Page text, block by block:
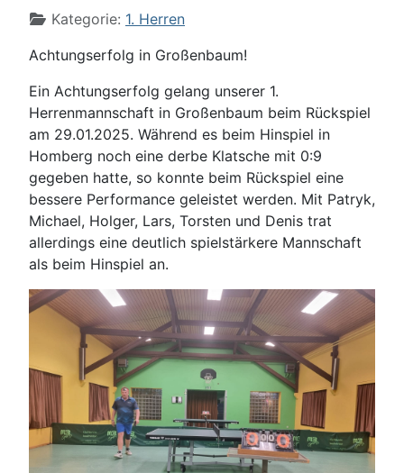
Kategorie: 1. Herren
Achtungserfolg in Großenbaum!
Ein Achtungserfolg gelang unserer 1.
Herrenmannschaft in Großenbaum beim Rückspiel
am 29.01.2025. Während es beim Hinspiel in
Homberg noch eine derbe Klatsche mit 0:9
gegeben hatte, so konnte beim Rückspiel eine
bessere Performance geleistet werden. Mit Patryk,
Michael, Holger, Lars, Torsten und Denis trat
allerdings eine deutlich spielstärkere Mannschaft
als beim Hinspiel an.